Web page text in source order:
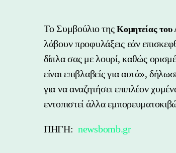
Το Συμβούλιο τηςΚομητείας του
λάβουν προφυλάξεις εάν
δίπλα σας με λουρί, καθώς
είναι επιβλαβείς για αυτά»,
για να αναζητήσει επιπλέον
εντοπιστεί άλλα
ΠΗΓΗ: newsbomb.gr